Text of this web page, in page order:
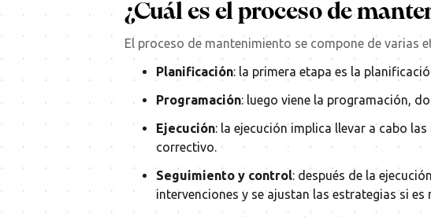
¿Cuál es el proceso de
El proceso de mantenimiento se compone de varias
Planificación: la primera etapa es la
Programación: luego viene la programación,
Ejecución: la ejecución implica llevar a cabo
correctivo.
Seguimiento y control: después de la
intervenciones y se ajustan las estrategias si es